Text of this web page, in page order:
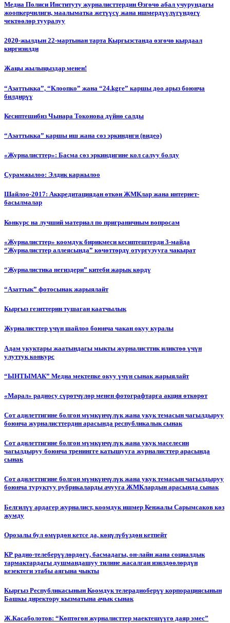
Медиа Полиси Институту журналисттердин Өзгөчө абал учурундагы
жоопкерчилиги, маалыматка жетүүсү жана ишмердүүлүгүндөгү
чектөөлөр тууралуу
2020-жылдын 22-мартынан тарта Кыргызстанда өзгөчө кырдаал
киргизилди
Жаңы жылыңыздар менен!
“Азаттыкка”, “Клоопко” жана “24.kgге” каршы доо арыз боюнча
билдирүү
Кесиптешибиз Чынара Токонова дүйнө салды
“Азаттыкка” каршы иш жана сөз эркиндиги (видео)
«Журналисттер»: Басма сөз эркиндигине кол салуу болду
Сурамжылоо: Элдик каржылоо
Шайлоо-2017: Аккредитациядан өткөн ЖМКлар жана интернет-
басылмалар
Конкурс на лучший материал по приграничным вопросам
«Журналисттер» коомдук бирикмеси кесиптештерди 3-майда
“Журналисттер аллеясында” көчөттөрдү отургузууга чакырат
“Журналистика негиздери” китеби жарык көрдү
“Азаттык” фотосынак жарыялайт
Кыргыз гезиттерин тушаган каатчылык
Журналисттер үчүн шайлоо боюнча чакан окуу куралы
Адам укуктары жаатындагы мыкты журналисттик иликтөө үчүн
улуттук конкурс
“ЫНТЫМАК” Медиа мектепке окуу үчүн сынак жарыялайт
«Марал» радиосу сүрөтчүлөр менен фотографтарга акция өткөрөт
Сот адилеттигине болгон мүмкүнчүлүк жана укук темасын чагылдыруу
боюнча журналисттердин арасында республикалык сынак
Сот адилеттигине болгон мүмкүнчүлүк жана укук маселесин
чагылдыруу боюнча тренингге катышууга журналисттер арасында
сынак
Сот адилеттигине болгон мүмкүнчүлүк жана укук темасын чагылдыруу
боюнча туруктуу рубрикаларды ачууга ЖМКлардын арасында сынак
Белгилүү ардагер журналист, коомдук ишмер Кенжалы Сарымсаков көз
жумду
Орозалы бул өмүрдөн кетсе да, көңүлүбүздөн кетпейт
КР радио-телеберүүлөрдөгү, басмадагы, он-лайн жана социалдык
тармактардагы душмандашуу тилине жасалган изилдөөлөрдүн
кезектеги этабы аягына чыкты
Кыргыз Республикасынын Коомдук телерадиоберүү корпорациясынын
Башкы директору кызматына ачык сынак
Ж.Касаболотов: “Көптөгөн журналисттер маектешүүгө даяр эмес”